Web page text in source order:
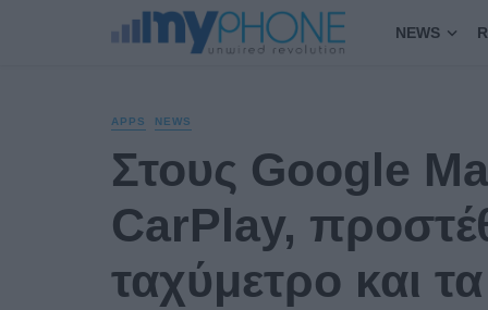
NEWS
APPS NEWS
Στους Google
CarPlay,
ταχύμετρο και